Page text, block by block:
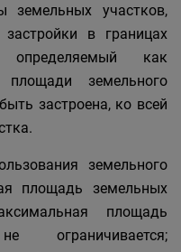
земельных участков,
в границах
определяемый как
земельного
застроена, ко всей
земельного
площадь земельных
площадь
ограничивается;